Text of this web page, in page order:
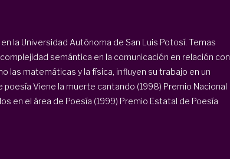
la Universidad Autónoma de San Luis Potosí. Temas
semántica en la comunicación en relación con
las matemáticas y la física, influyen su trabajo en un
Viene la muerte cantando (1998) Premio Nacional
en el área de Poesía (1999) Premio Estatal de Poesía